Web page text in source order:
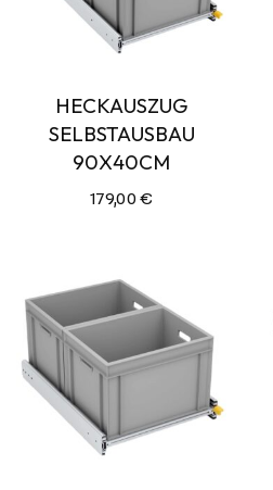
HECKAUSZUG
SELBSTAUSBAU
90X40CM
179,00 €